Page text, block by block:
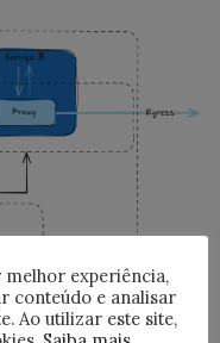
experiência,
conteúdo e analisar
Ao utilizar este site,